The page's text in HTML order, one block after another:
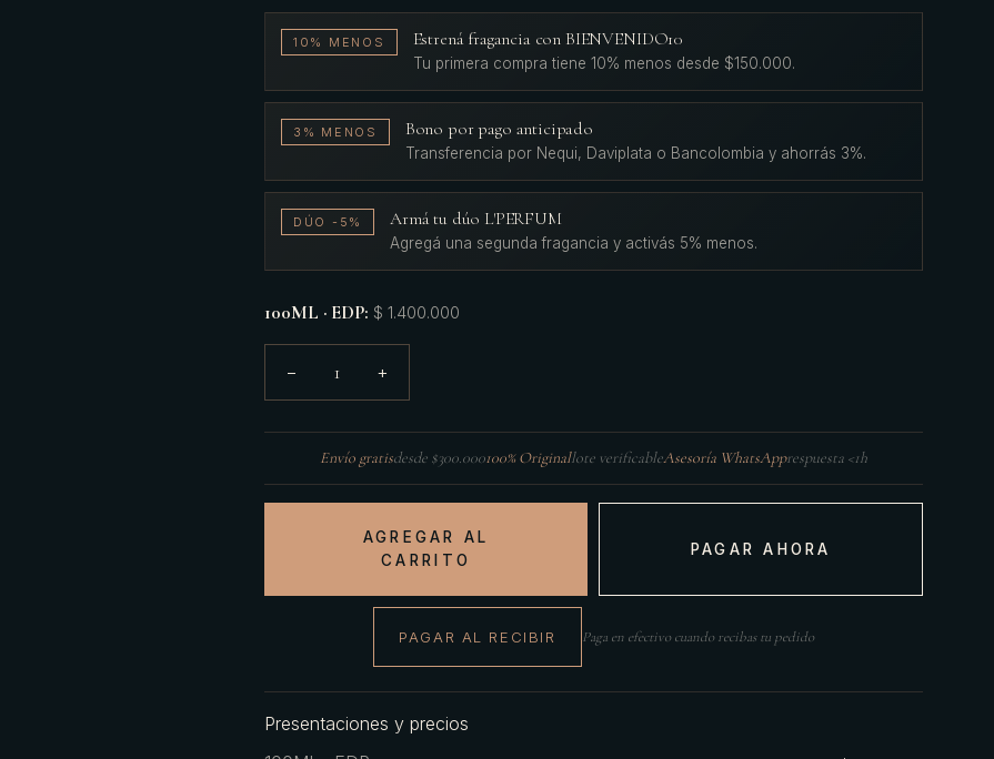
10% MENOS Estrená fragancia con BIENVENIDO10
Tu primera compra tiene 10% menos desde $150.000.
3% MENOS Bono por pago anticipado
Transferencia por Nequi, Daviplata o Bancolombia y ahorrás 3%.
DÚO -5% Armá tu dúo L'PERFUM
Agregá una segunda fragancia y activás 5% menos.
100ML · EDP: $ 1.400.000
− 1 +
Envío gratisdesde $300.000100% Originallote verificableAsesoría WhatsApprespuesta <1h
AGREGAR AL
CARRITO
PAGAR AHORA
PAGAR AL RECIBIR Paga en efectivo cuando recibas tu pedido
Presentaciones y precios